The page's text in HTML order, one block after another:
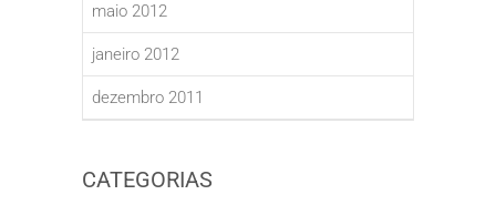
maio 2012
janeiro 2012
dezembro 2011
CATEGORIAS